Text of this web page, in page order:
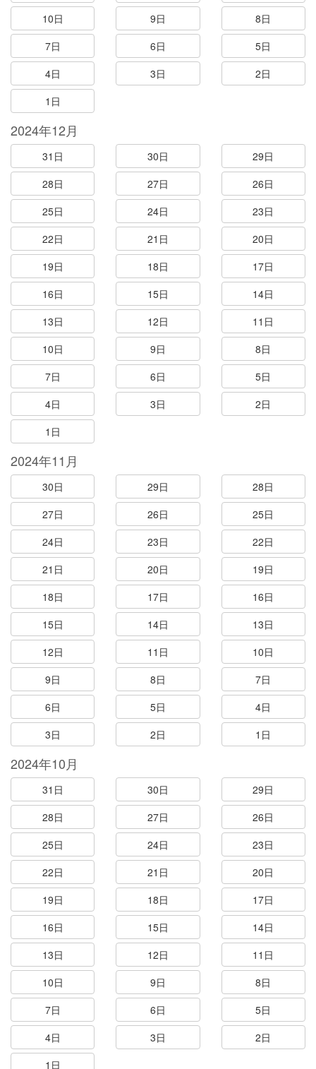
10日
9日
8日
7日
6日
5日
4日
3日
2日
1日
2024年12月
31日 30日
29日
28日
27日
26日
25日
24日
23日
22日
21日
20日
19日
18日
17日
16日
15日
14日
13日
12日
11日
10日
9日
8日
7日
6日
5日
4日
3日
2日
1日
2024年11月
30日 29日
28日
27日
26日
25日
24日
23日
22日
21日
20日
19日
18日
17日
16日
15日
14日
13日
12日
11日
10日
9日
8日
7日
6日
5日
4日
3日
2日 1日
2024年10月
31日 30日
29日
28日
27日
26日
25日
24日
23日
22日
21日
20日
19日
18日
17日
16日
15日
14日
13日
12日
11日
10日
9日
8日
7日
6日
5日
4日
3日
2日
1日